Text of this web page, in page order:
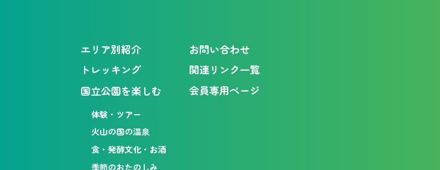
エリア別紹介
トレッキング
国立公園を楽しむ
体験・ツアー
火山の国の温泉
食・発酵文化・お酒
季節のおたのしみ
お問い合わせ
関連リンク一覧
会員専用ページ